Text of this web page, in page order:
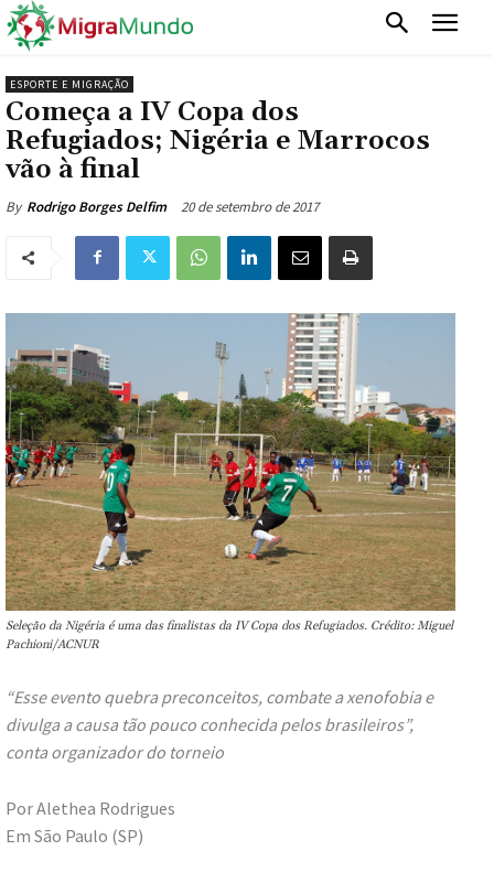
ESPORTE E MIGRAÇÃO
Começa a IV Copa dos
Refugiados; Nigéria e Marrocos
vão à final
By Rodrigo Borges Delfim 20 de setembro de 2017
Seleção da Nigéria é uma das finalistas da IV Copa dos Refugiados. Crédito: Miguel
Pachioni/ACNUR
“Esse evento quebra preconceitos, combate a xenofobia e
divulga a causa tão pouco conhecida pelos brasileiros”,
conta organizador do torneio
Por Alethea Rodrigues
Em São Paulo (SP)